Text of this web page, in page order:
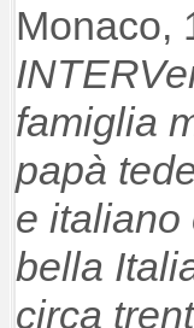
Monaco,
famiglia
papà
e italiano
bella
circa